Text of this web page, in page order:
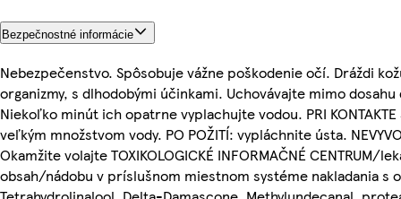
Bezpečnostné informácie
Nebezpečenstvo. Spôsobuje vážne poškodenie očí. Dráždi
organizmy, s dlhodobými účinkami. Uchovávajte mimo dosahu
Niekoľko minút ich opatrne vyplachujte vodou. PRI KONTAKTE
veľkým množstvom vody. PO POŽITÍ: vypláchnite ústa.
Okamžite volajte TOXIKOLOGICKÉ INFORMAČNÉ CENTRUM/
obsah/nádobu v príslušnom miestnom systéme nakladania s